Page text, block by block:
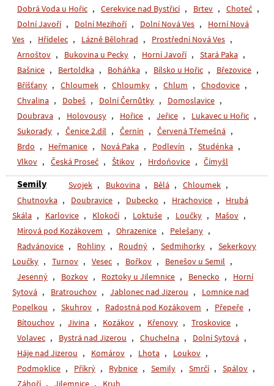
Dobrá Voda u Hořic , Cerekvice nad Bystřicí , Brtev , Choteč ,
Dolní Javoří , Dolní Mezihoří , Dolní Nová Ves ,
Horní Nová
Ves , Hřídelec , Lázně Bělohrad , Prostřední Nová Ves ,
Arnoštov , Bukovina u Pecky , Horní Javoří , Stará Paka ,
Bašnice , Bertoldka , Boháňka , Bílsko u Hořic , Březovice ,
Bříšťany , Chloumek , Chloumky , Chlum , Chodovice ,
Chvalina , Dobeš , Dolní Černůtky , Domoslavice ,
Doubrava , Holovousy , Hořice , Jeřice , Lukavec u Hořic ,
Sukorady , Čenice 2.díl , Černín , Červená Třemešná ,
Brdo , Heřmanice , Nová Paka , Podlevín , Studénka ,
Vlkov , Česká Proseč , Štikov , Hrdoňovice , Čímyšl
Semily Svojek , Bukovina , Bělá , Chloumek ,
Chutnovka , Doubravice , Dubecko , Hrachovice ,
Hrubá
Skála , Karlovice , Klokočí , Loktuše , Loučky , Mašov ,
Mírová pod Kozákovem , Ohrazenice , Pelešany ,
Radvánovice , Rohliny , Roudný , Sedmihorky ,
Sekerkovy
Loučky , Turnov , Vesec , Bořkov , Benešov u Semil ,
Jesenný , Bozkov , Roztoky u Jilemnice , Benecko ,
Horní
Sytová , Bratrouchov , Jablonec nad Jizerou ,
Lomnice nad
Popelkou , Skuhrov , Radostná pod Kozákovem , Přepeře ,
Bítouchov , Jivina , Kozákov , Křenovy , Troskovice ,
Volavec , Bystrá nad Jizerou , Chuchelna , Dolní Sytová ,
Háje nad Jizerou , Komárov , Lhota , Loukov ,
Podmoklice , Příkrý , Rybnice , Semily , Smrčí , Spálov ,
Záhoří , Jilemnice , Kruh